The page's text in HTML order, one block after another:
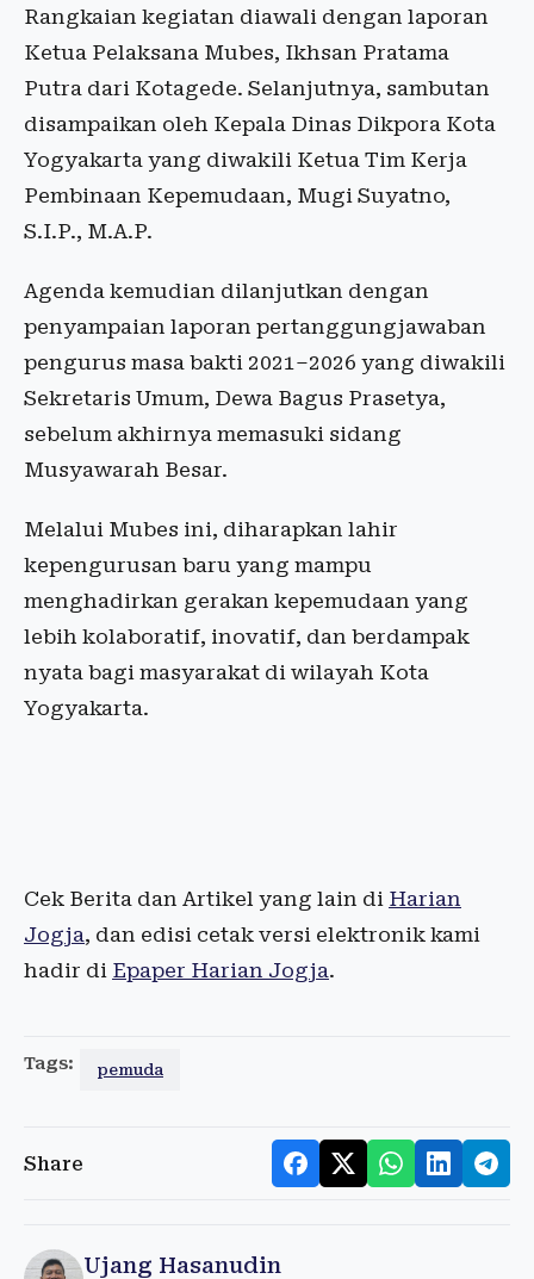
Rangkaian kegiatan diawali dengan laporan
Ketua Pelaksana Mubes, Ikhsan Pratama
Putra dari Kotagede. Selanjutnya, sambutan
disampaikan oleh Kepala Dinas Dikpora Kota
Yogyakarta yang diwakili Ketua Tim Kerja
Pembinaan Kepemudaan, Mugi Suyatno,
S.I.P., M.A.P.
Agenda kemudian dilanjutkan dengan
penyampaian laporan pertanggungjawaban
pengurus masa bakti 2021–2026 yang diwakili
Sekretaris Umum, Dewa Bagus Prasetya,
sebelum akhirnya memasuki sidang
Musyawarah Besar.
Melalui Mubes ini, diharapkan lahir
kepengurusan baru yang mampu
menghadirkan gerakan kepemudaan yang
lebih kolaboratif, inovatif, dan berdampak
nyata bagi masyarakat di wilayah Kota
Yogyakarta.
Cek Berita dan Artikel yang lain di Harian
Jogja, dan edisi cetak versi elektronik kami
hadir di Epaper Harian Jogja.
Tags: pemuda
Share
Ujang Hasanudin